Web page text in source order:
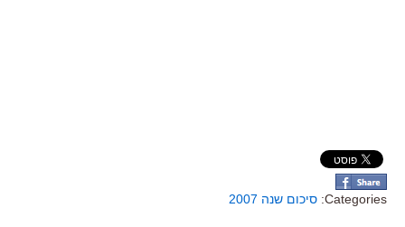
Categories: סיכום שנה 2007